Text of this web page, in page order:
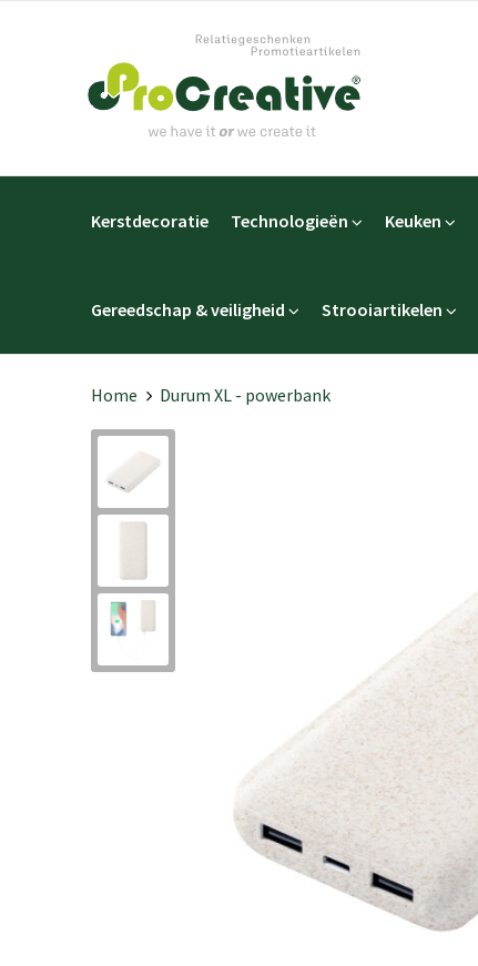
Kerstdecoratie Technologieën Keuken
Gereedschap & veiligheid Strooiartikelen
Home Durum XL - powerbank